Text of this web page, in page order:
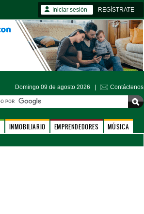
Iniciar sesión REGÍSTRATE
Domingo 09 de agosto 2026 | Contáctenos
INMOBILIARIO EMPRENDEDORES MÚSICA